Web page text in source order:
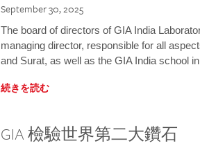
September 30, 2025
The board of directors of GIA India
managing director, responsible for all
and Surat, as well as the GIA India school
続きを読む
GIA 檢驗世界第二大鑽石